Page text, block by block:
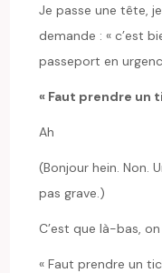
Je passe une tête,
demande : « c’est
passeport en
« Faut prendre un
Ah
(Bonjour hein. Non.
pas grave.)
C’est que là-bas,
« Faut prendre un